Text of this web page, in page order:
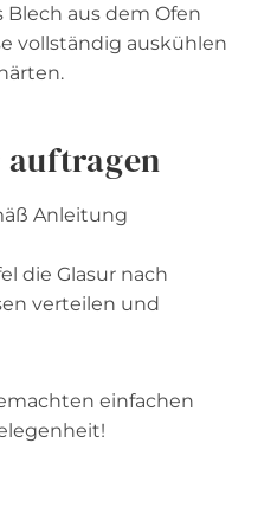
Blech aus dem Ofen
vollständig auskühlen
auftragen
Anleitung
die Glasur nach
verteilen und
einfachen